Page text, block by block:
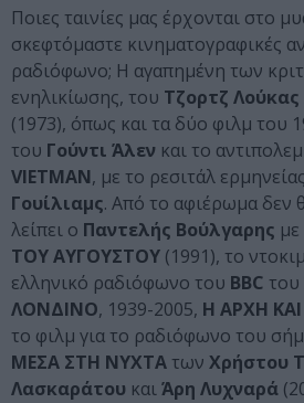
Ποιες ταινίες μας έρχονται στο
σκεφτόμαστε κινηματογραφικές
ραδιόφωνο; Η αγαπημένη των
ενηλικίωσης, του Τζορτζ Λούκας
(1973), όπως και τα δύο φιλμ του
του Γούντι Άλεν και το
VIETMAN, με το ρεσιτάλ
Γουίλιαμς. Από το αφιέρωμα δεν
λείπει ο Παντελής Βούλγαρης με
ΤΟΥ ΑΥΓΟΥΣΤΟΥ (1991), το
ελληνικό ραδιόφωνο του BBC του
ΛΟΝΔΙΝΟ, 1939-2005, Η ΑΡΧΗ
το φιλμ για το ραδιόφωνο του
ΜΕΣΑ ΣΤΗ ΝΥΧΤΑ των Χρήστου
Λασκαράτου καιΆρη Λυχναρά